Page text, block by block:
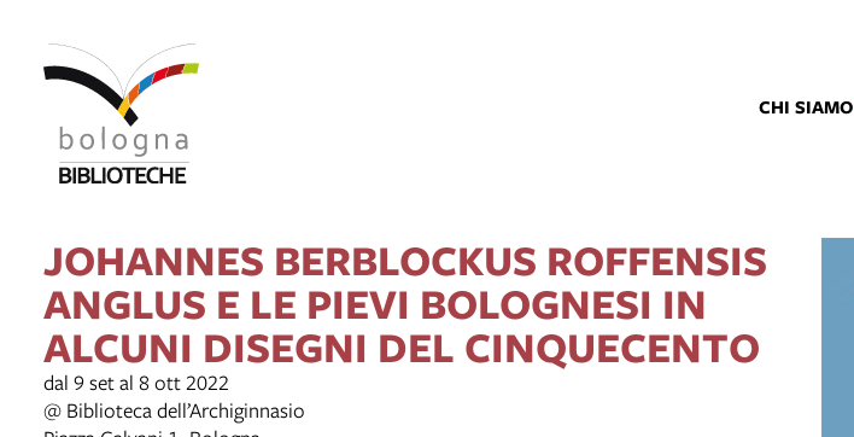
CHI SIAMO
JOHANNES BERBLOCKUS ROFFENSIS
ANGLUS E LE PIEVI BOLOGNESI IN
ALCUNI DISEGNI DEL CINQUECENTO
dal 9 set al 8 ott 2022
@ Biblioteca dell’Archiginnasio